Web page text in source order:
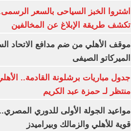
اشتروا الخبز السياحى بالسعر
تكشف طريقة الإبلاغ عن المخالفين
موقف الأهلي من ضم مدافع الاتحاد
الميركاتو الصيفى
جدول مباريات برشلونة القادمة..
منتظر لـ حمزة عبد الكريم
مواعيد الجولة الأولى للدوري
قوية للأهلي والزمالك وبيراميدز